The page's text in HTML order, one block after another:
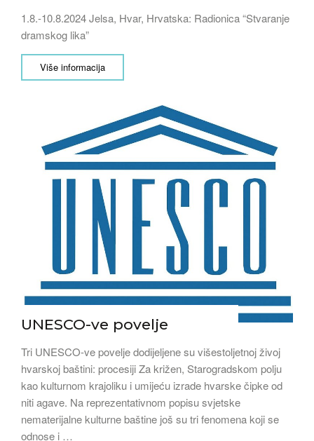
1.8.-10.8.2024 Jelsa, Hvar, Hrvatska: Radionica “Stvaranje
dramskog lika”
Više informacija
UNESCO-ve povelje
Tri UNESCO-ve povelje dodijeljene su višestoljetnoj živoj
hvarskoj baštini: procesiji Za križen, Starogradskom polju
kao kulturnom krajoliku i umijeću izrade hvarske čipke od
niti agave. Na reprezentativnom popisu svjetske
nematerijalne kulturne baštine još su tri fenomena koji se
odnose i …